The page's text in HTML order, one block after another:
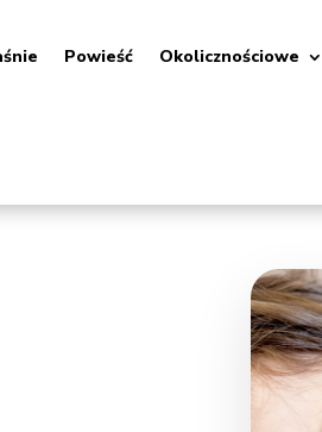
Powieść Okolicznościowe